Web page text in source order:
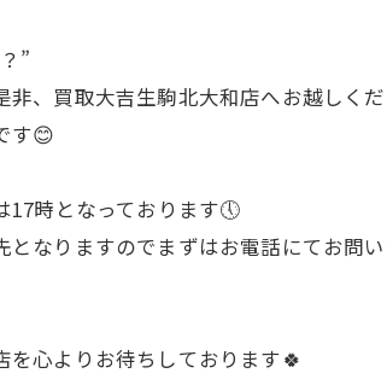
”
非、買取大吉生駒北大和店へお越しく
す😊
17時となっております🕔
となりますのでまずはお電話にてお問
心よりお待ちしております🍀